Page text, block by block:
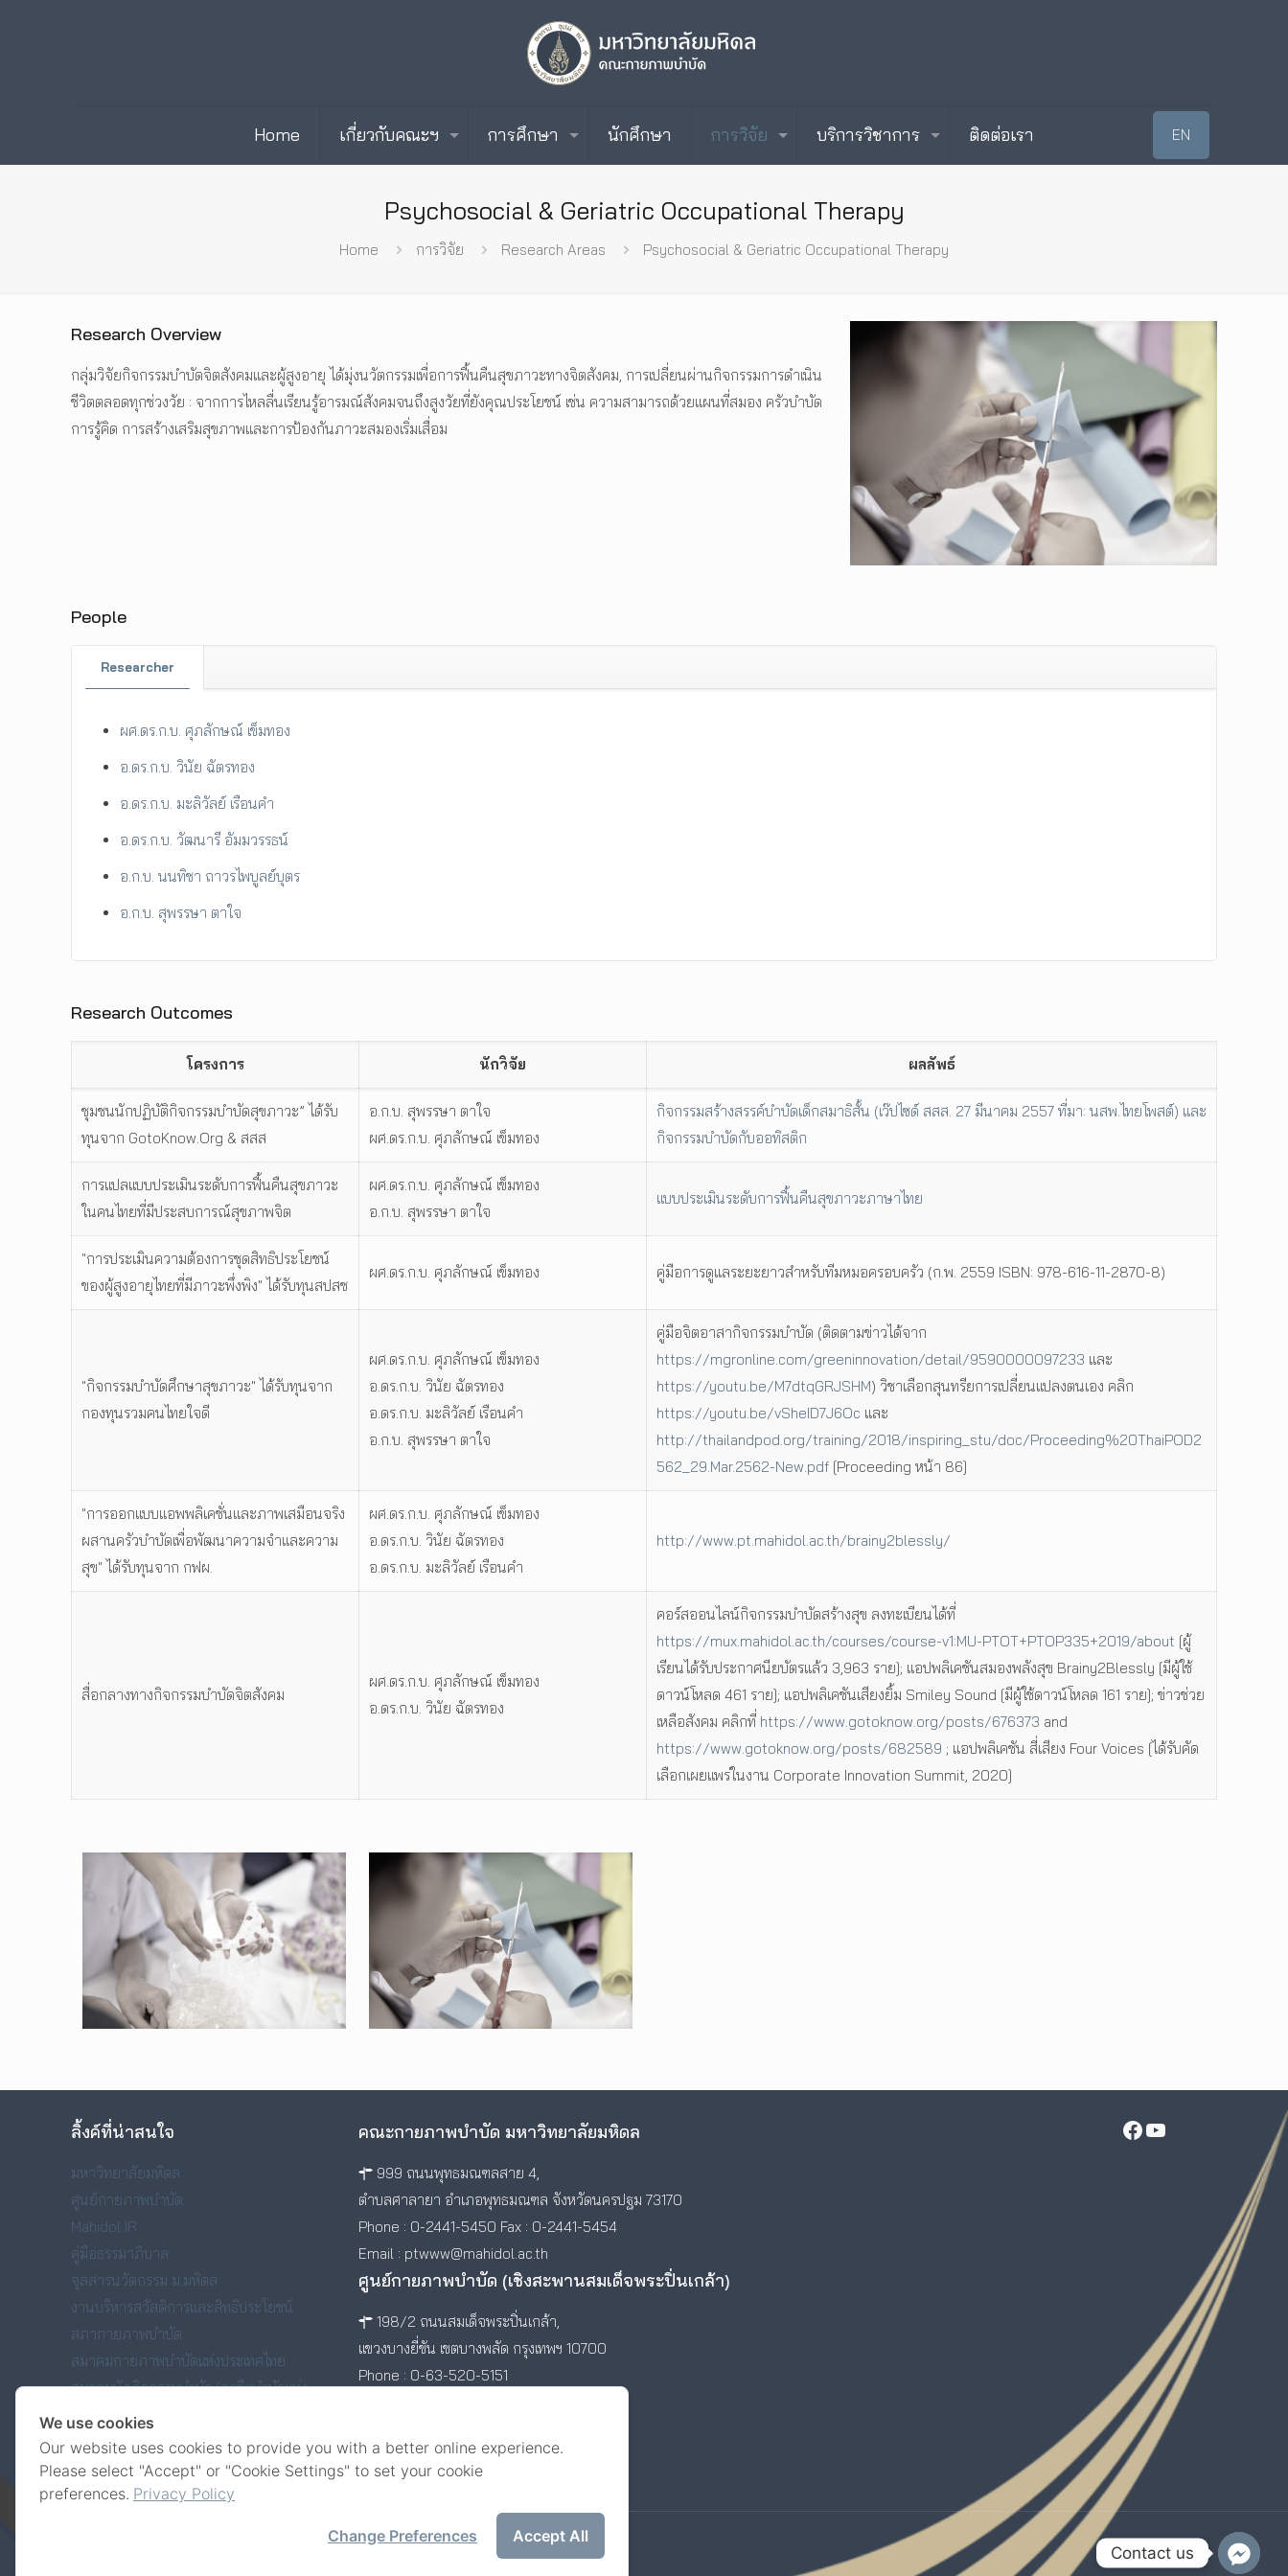
Home เกี่ยวกับคณะฯ การศึกษา นักศึกษา การวิจัย บริการวิชาการ ติดต่อเรา EN
Psychosocial & Geriatric Occupational Therapy
Home การวิจัย Research Areas Psychosocial & Geriatric Occupational Therapy
Research Overview
กลุ่มวิจัยกิจกรรมบำบัดจิตสังคมและผู้สูงอายุ ได้มุ่งนวัตกรรมเพื่อการฟื้นคืนสุขภาวะทางจิตสังคม, การเปลี่ยนผ่านกิจกรรมการดำเนิน
ชีวิตตลอดทุกช่วงวัย : จากการไหลลื่นเรียนรู้อารมณ์สังคมจนถึงสูงวัยที่ยังคุณประโยชน์ เช่น ความสามารถด้วยแผนที่สมอง ครัวบำบัด
การรู้คิด การสร้างเสริมสุขภาพและการป้องกันภาวะสมองเริ่มเสื่อม
People
Researcher
ผศ.ดร.ก.บ. ศุภลักษณ์ เข็มทอง
อ.ดร.ก.บ. วินัย ฉัตรทอง
อ.ดร.ก.บ. มะลิวัลย์ เรือนคำ
อ.ดร.ก.บ. วัฒนารี อัมมวรรธน์
อ.ก.บ. นนทิชา ถาวรไพบูลย์บุตร
อ.ก.บ. สุพรรษา ตาใจ
Research Outcomes
โครงการ นักวิจัย ผลลัพธ์
ชุมชนนักปฏิบัติกิจกรรมบำบัดสุขภาวะ” ได้รับ
ทุนจาก GotoKnow.Org & สสส
อ.ก.บ. สุพรรษา ตาใจ
ผศ.ดร.ก.บ. ศุภลักษณ์ เข็มทอง
กิจกรรมสร้างสรรค์บำบัดเด็กสมาธิสั้น (เว๊ปไซด์ สสส. 27 มีนาคม 2557 ที่มา: นสพ.ไทยโพสต์) และ
กิจกรรมบำบัดกับออทิสติก
การแปลแบบประเมินระดับการฟื้นคืนสุขภาวะ
ในคนไทยที่มีประสบการณ์สุขภาพจิต
ผศ.ดร.ก.บ. ศุภลักษณ์ เข็มทอง
อ.ก.บ. สุพรรษา ตาใจ
แบบประเมินระดับการฟื้นคืนสุขภาวะภาษาไทย
"การประเมินความต้องการชุดสิทธิประโยชน์
ของผู้สูงอายุไทยที่มีภาวะพึ่งพิง" ได้รับทุนสปสช
ผศ.ดร.ก.บ. ศุภลักษณ์ เข็มทอง คู่มือการดูแลระยะยาวสำหรับทีมหมอครอบครัว (ก.พ. 2559 ISBN: 978-616-11-2870-8)
"กิจกรรมบำบัดศึกษาสุขภาวะ" ได้รับทุนจาก
กองทุนรวมคนไทยใจดี
ผศ.ดร.ก.บ. ศุภลักษณ์ เข็มทอง
อ.ดร.ก.บ. วินัย ฉัตรทอง
อ.ดร.ก.บ. มะลิวัลย์ เรือนคำ
อ.ก.บ. สุพรรษา ตาใจ
คู่มือจิตอาสากิจกรรมบำบัด (ติดตามข่าวได้จาก
https://mgronline.com/greeninnovation/detail/9590000097233 และ
https://youtu.be/M7dtqGRJSHM) วิชาเลือกสุนทรียการเปลี่ยนแปลงตนเอง คลิก
https://youtu.be/vSheID7J6Oc และ
http://thailandpod.org/training/2018/inspiring_stu/doc/Proceeding%20ThaiPOD2
562_29.Mar.2562-New.pdf [Proceeding หน้า 86]
"การออกแบบแอพพลิเคชั่นและภาพเสมือนจริง
ผสานครัวบำบัดเพื่อพัฒนาความจำและความ
สุข" ได้รับทุนจาก กฟผ.
ผศ.ดร.ก.บ. ศุภลักษณ์ เข็มทอง
อ.ดร.ก.บ. วินัย ฉัตรทอง
อ.ดร.ก.บ. มะลิวัลย์ เรือนคำ
http://www.pt.mahidol.ac.th/brainy2blessly/
สื่อกลางทางกิจกรรมบำบัดจิตสังคม
ผศ.ดร.ก.บ. ศุภลักษณ์ เข็มทอง
อ.ดร.ก.บ. วินัย ฉัตรทอง
คอร์สออนไลน์กิจกรรมบำบัดสร้างสุข ลงทะเบียนได้ที่
https://mux.mahidol.ac.th/courses/course-v1:MU-PTOT+PTOP335+2019/about [ผู้
เรียนได้รับประกาศนียบัตรแล้ว 3,963 ราย]; แอปพลิเคชันสมองพลังสุข Brainy2Blessly [มีผู้ใช้
ดาวน์โหลด 461 ราย]; แอปพลิเคชันเสียงยิ้ม Smiley Sound [มีผู้ใช้ดาวน์โหลด 161 ราย]; ข่าวช่วย
เหลือสังคม คลิกที่ https://www.gotoknow.org/posts/676373 and
https://www.gotoknow.org/posts/682589 ; แอปพลิเคชัน สี่เสียง Four Voices [ได้รับคัด
เลือกเผยแพร่ในงาน Corporate Innovation Summit, 2020]
ลิ้งค์ที่น่าสนใจ
มหาวิทยาลัยมหิดล
ศูนย์กายภาพบำบัด
Mahidol IR
คู่มือธรรมาภิบาล
จุลสารนวัตกรรม ม.มหิดล
งานบริหารสวัสดิการและสิทธิประโยชน์
สภากายภาพบำบัด
สมาคมกายภาพบำบัดแห่งประเทศไทย
สมาคมนักกิจกรรมบำบัด/อาชีวบำบัดแห่ง
ประเทศไทย
สมาคมศิษย์เก่าคณะกายภาพบำบัด มหาวิทยาลัย
มหิดล
คณะกายภาพบำบัด มหาวิทยาลัยมหิดล
999 ถนนพุทธมณฑลสาย 4,
ตำบลศาลายา อำเภอพุทธมณฑล จังหวัดนครปฐม 73170
Phone : 0-2441-5450 Fax : 0-2441-5454
Email : ptwww@mahidol.ac.th
ศูนย์กายภาพบำบัด (เชิงสะพานสมเด็จพระปิ่นเกล้า)
198/2 ถนนสมเด็จพระปิ่นเกล้า,
แขวงบางยี่ขัน เขตบางพลัด กรุงเทพฯ 10700
Phone : 0-63-520-5151
Facebook YouTube
Contact us
We use cookies
Our website uses cookies to provide you with a better online experience.
Please select "Accept" or "Cookie Settings" to set your cookie
preferences. Privacy Policy
Accept All
Change Preferences